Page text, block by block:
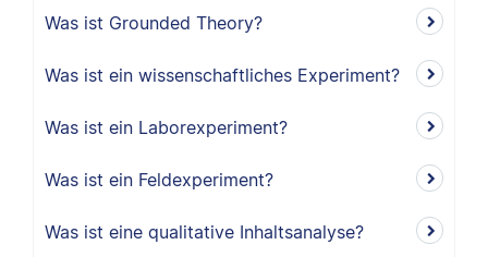
Was ist Grounded Theory?
Was ist ein wissenschaftliches Experiment?
Was ist ein Laborexperiment?
Was ist ein Feldexperiment?
Was ist eine qualitative Inhaltsanalyse?